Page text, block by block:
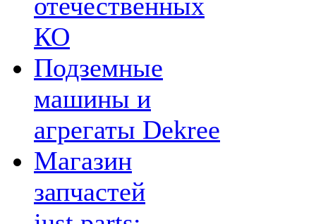
КО
Подземные
машины и
агрегаты Dekree
Магазин
запчастей